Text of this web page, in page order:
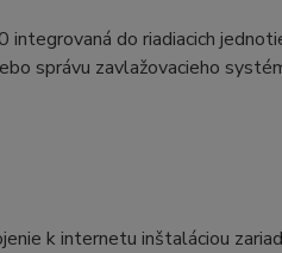
do riadiacich
správu zavlažovacieho
k internetu inštaláciou